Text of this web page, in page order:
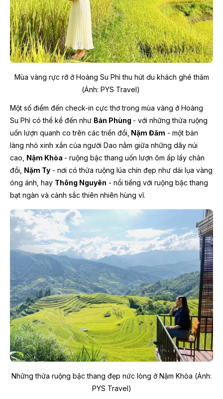
Mùa vàng rực rỡ ở Hoàng Su Phì thu hút du khách ghé thăm
(Ảnh: PYS Travel)
Một số điểm đến check-in cực thơ trong mùa vàng ở Hoàng
Su Phì có thể kể đến như Bản Phùng - với những thửa ruộng
uốn lượn quanh co trên các triền đồi, Nặm Đăm - một bản
làng nhỏ xinh xắn của người Dao nằm giữa những dãy núi
cao, Nậm Khòa - ruộng bậc thang uốn lượn ôm ấp lấy chân
đồi, Nặm Ty - nơi có thửa ruộng lúa chín đẹp như dải lụa vàng
óng ánh, hay Thông Nguyên - nổi tiếng với ruộng bậc thang
bạt ngàn và cảnh sắc thiên nhiên hùng vĩ.
Những thửa ruộng bậc thang đẹp nức lòng ở Nậm Khòa (Ảnh:
PYS Travel)